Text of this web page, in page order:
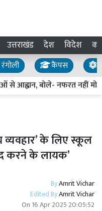
उत्तराखंड देश विदेश
रंगोली कैंपस
से आह्वान, बोले- नफरत नहीं
व्यवहार’ के लिए स्कूल
करने के लायक’
ByAmrit Vichar
Edited ByAmrit Vichar
On 16 Apr 2025 20:05:52